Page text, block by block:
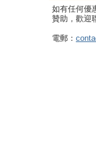
如有任何優
贊助，歡迎
電郵：